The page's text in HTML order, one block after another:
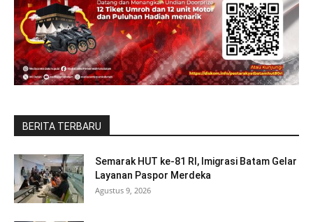
BERITA TERBARU
Semarak HUT ke-81 RI, Imigrasi Batam Gelar
Layanan Paspor Merdeka
Agustus 9, 2026